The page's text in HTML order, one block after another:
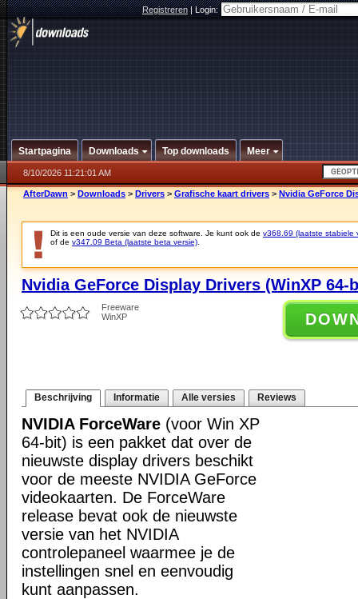
Registreren|Login:
Startpagina Downloads Top downloads Meer
8/10/2026 11:21:01 AM
AfterDawn > Downloads > Drivers > Grafische kaart drivers > Nvidia GeForce
Dit is een oude versie van deze software. Je kunt ook de v368.69 (laatste stabiele
of de v347.09 Beta (laatste beta versie)
Nvidia GeForce Display Drivers (WinXP 64-
Freeware
WinXP
Beschrijving Informatie Alle versies Reviews
NVIDIA ForceWare (voor Win XP
64-bit) is een pakket dat over de
nieuwste display drivers beschikt
voor de meeste NVIDIA GeForce
videokaarten. De ForceWare
release bevat ook de nieuwste
versie van het NVIDIA
controlepaneel waarmee je de
instellingen snel en eenvoudig
kunt aanpassen.